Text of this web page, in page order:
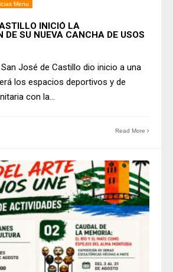
Menu
INICIÓ LA
DE SU NUEVA CANCHA DE USOS
José de Castillo dio inicio a una
los espacios deportivos y de
con la...
Read More